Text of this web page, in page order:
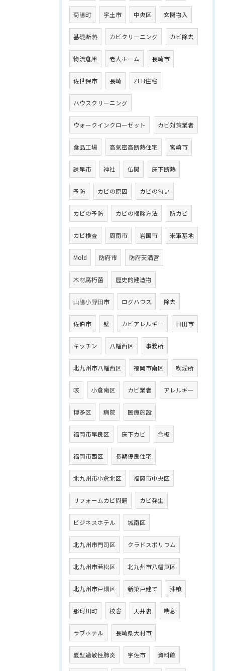
菊陽町 宇土市 中央区 玄関物入
基礎断熱 カビクリーニング カビ除去
物流倉庫 老人ホーム 長崎市
佐世保市 長崎 ZEH住宅
ハウスクリーニング
ウォークインクローゼット カビ対策業者
食品工場 高気密高断熱住宅 宮崎市
諫早市 神社 仏閣 床下断熱
予防 カビの原因 カビの匂い
カビの予防 カビの掃除方法 防カビ
カビ検査 周南市 岩国市 米軍基地
Mold 防府市 防府天満宮
木材腐朽菌 歴史的建造物
山陽小野田市 ログハウス 除去
佐伯市 壁 カビアレルギー 日田市
キッチン 八幡西区 事務所
北九州市八幡西区 福岡市南区 喫煙所
咳 小倉南区 カビ業者 アレルギー
博多区 病院 医療施設
福岡市早良区 床下カビ 合板
福岡市西区 長期優良住宅
北九州市小倉北区 福岡市中央区
リフォームカビ問題 カビ発生
ビジネスホテル 城南区
北九州市門司区 クラドスポリウム
北九州市若松区 北九州市八幡東区
北九州市戸畑区 新築戸建て 漆喰
那珂川町 校舎 天井裏 喘息
ラブホテル 長崎県大村市
夏型過敏性肺炎 宇佐市 資料館